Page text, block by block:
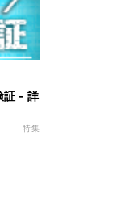
証 - 詳
特集